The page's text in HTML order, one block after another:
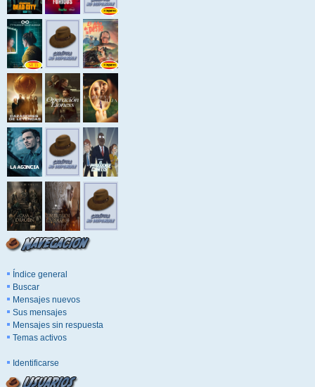
Índice general
Buscar
Mensajes nuevos
Sus mensajes
Mensajes sin respuesta
Temas activos
Identificarse